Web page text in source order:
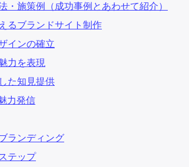
・施策例（成功事例とあわせて紹介）
るブランドサイト制作
インの確立
力を表現
た知見提供
力発信
ランディング
テップ